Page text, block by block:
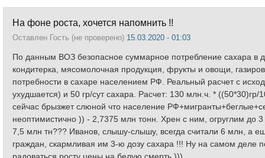
На фоне роста, хочется напомнить !!
Оставлен Гость (не проверено) 15.03.2020 - 01:03
По данным ВОЗ безопасное суммарное потребление сахара в
кондитерка, мясомолочная продукция, фрукты и овощи,
потребности в сахаре населением РФ. Реальный расчет с
ухудшается) и 50 гр/сут сахара. Расчет: 130 млн.ч. *
сейчас брызжет слюной что население
неоптимистично )) - 2,7375 млн тонн. Хрен с ним, огруглим до
7,5 млн тн??? Иванов, слышу-слышу, всегда считали 6 млн, а
граждан, скармливая им 3-ю дозу сахара !!! Ну на самом деле